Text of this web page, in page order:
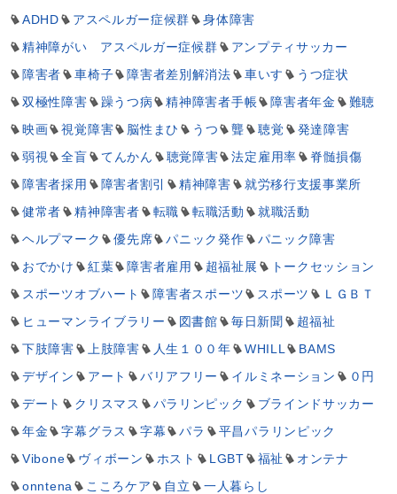
ADHD
アスペルガー症候群
身体障害
精神障がい アスペルガー症候群
アンプティサッカー
障害者
車椅子 障害者差別解消法 車いす
うつ症状
双極性障害
躁うつ病 精神障害者手帳 障害者年金
難聴
映画
視覚障害 脳性まひ うつ 聾 聴覚
発達障害
弱視
全盲 てんかん 聴覚障害 法定雇用率
脊髄損傷
障害者採用
障害者割引 精神障害
就労移行支援事業所
健常者
精神障害者 転職 転職活動
就職活動
ヘルプマーク
優先席 パニック発作
パニック障害
おでかけ
紅葉 障害者雇用 超福祉展
トークセッション
スポーツオブハート
障害者スポーツ スポーツ
ＬＧＢＴ
ヒューマンライブラリー
図書館 毎日新聞
超福祉
下肢障害
上肢障害 人生１００年 WHILL
BAMS
デザイン
アート バリアフリー イルミネーション
０円
デート
クリスマス パラリンピック
ブラインドサッカー
年金
字幕グラス 字幕 パラ
平昌パラリンピック
Vibone
ヴィボーン ホスト LGBT 福祉
オンテナ
onntena
こころケア 自立
一人暮らし